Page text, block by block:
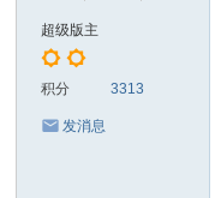
超级版主
积分 3313
发消息